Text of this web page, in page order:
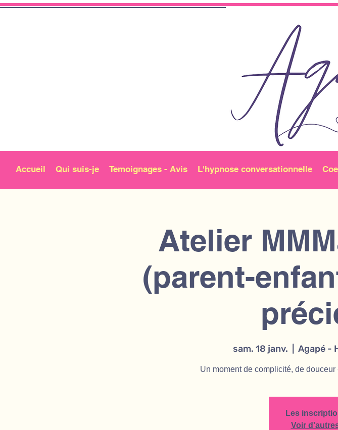
Accueil Qui suis-je Temoignages - Avis L'hypnose conversationnelle
Atelier
(parent-
sam. 18 janv. Agapé -
Un moment de complicité, de
Les
Voir